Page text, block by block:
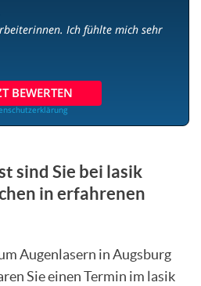
Ich fühlte mich sehr
BEWERTEN
sind Sie bei lasik
in erfahrenen
Augenlasern in Augsburg
Sie einen Termin im lasik